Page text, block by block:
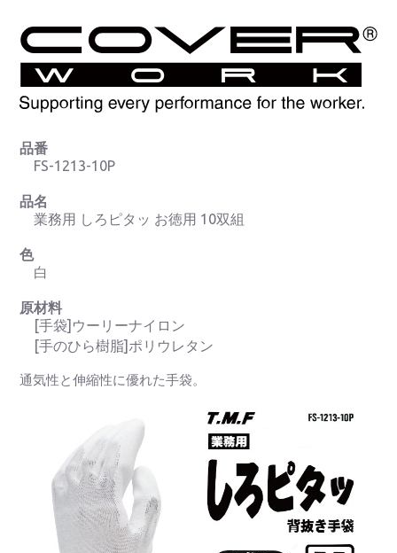
品番
FS-1213-10P
品名
業務用 しろピタッ お徳用 10双組
色
白
原材料
[手袋]ウーリーナイロン
[手のひら樹脂]ポリウレタン
通気性と伸縮性に優れた手袋。